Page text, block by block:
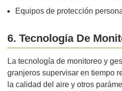
Equipos de protección
6. Tecnología De
La tecnología de monitoreo y
granjeros supervisar en tiempo
la calidad del aire y otros